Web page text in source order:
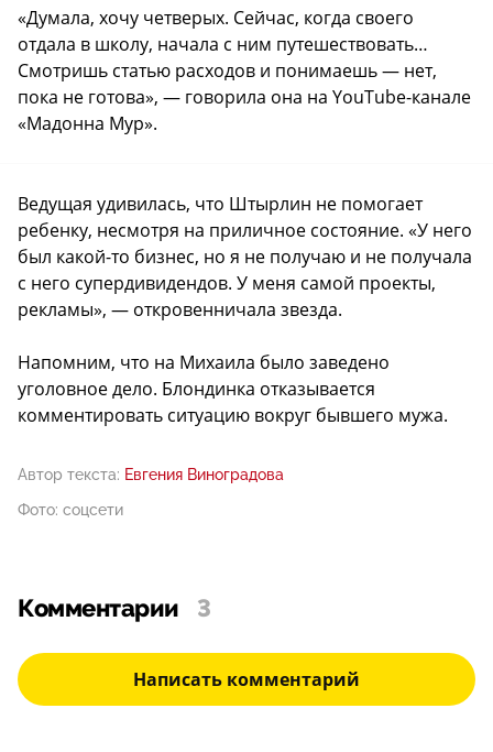
«Думала, хочу четверых. Сейчас, когда своего
отдала в школу, начала с ним путешествовать…
Смотришь статью расходов и понимаешь — нет,
пока не готова», — говорила она на YouTube-канале
«Мадонна Мур».
Ведущая удивилась, что Штырлин не помогает
ребенку, несмотря на приличное состояние. «У него
был какой-то бизнес, но я не получаю и не получала
с него супердивидендов. У меня самой проекты,
рекламы», — откровенничала звезда.
Напомним, что на Михаила было заведено
уголовное дело. Блондинка отказывается
комментировать ситуацию вокруг бывшего мужа.
Автор текста: Евгения Виноградова
Фото: соцсети
Комментарии 3
Написать комментарий